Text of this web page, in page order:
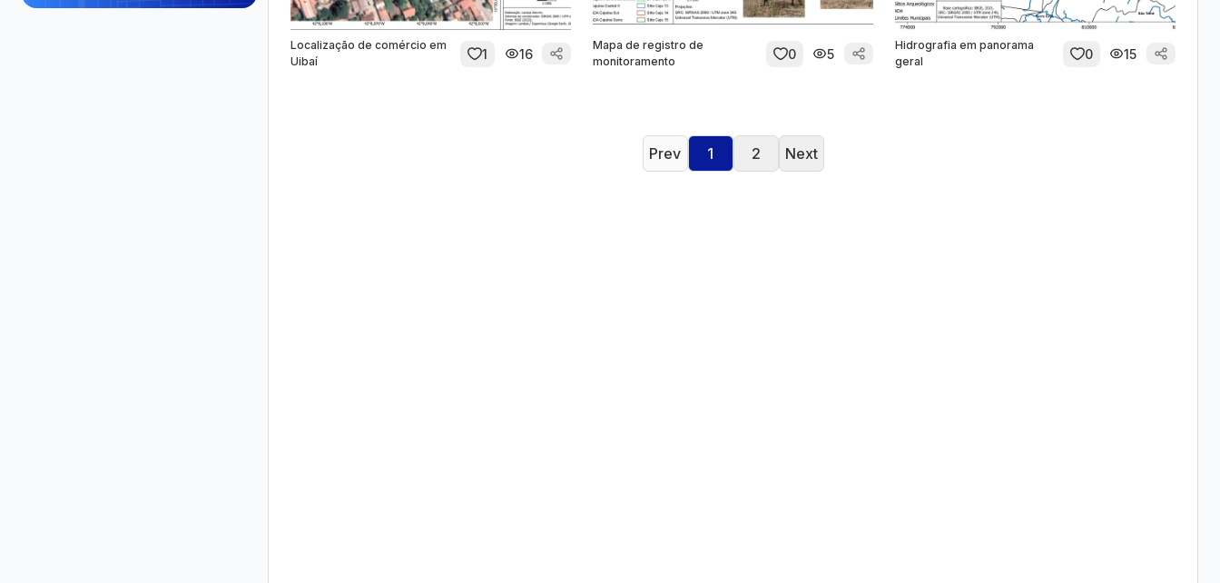
Localização de comércio em
Uibaí
1 16
Mapa de registro de
monitoramento
0 5
Hidrografia em panorama
geral
0 15
Prev 1 2 Next